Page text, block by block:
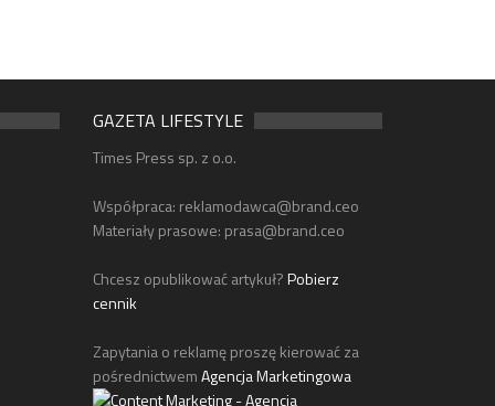
GAZETA LIFESTYLE
Times Press sp. z o.o.
Współpraca: reklamodawca@brand.ceo
Materiały prasowe: prasa@brand.ceo
Chcesz opublikować artykuł?Pobierz
cennik
Zapytania o reklamę proszę kierować za
pośrednictwemAgencja Marketingowa